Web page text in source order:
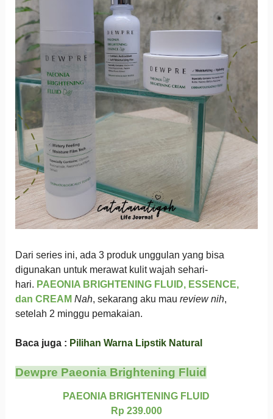
Dari series ini, ada 3 produk unggulan yang bisa
digunakan untuk merawat kulit wajah sehari-
hari. PAEONIA BRIGHTENING FLUID, ESSENCE,
dan CREAM Nah, sekarang aku mau review nih,
setelah 2 minggu pemakaian.
Baca juga : Pilihan Warna Lipstik Natural
Dewpre Paeonia Brightening Fluid
PAEONIA BRIGHTENING FLUID
Rp 239.000